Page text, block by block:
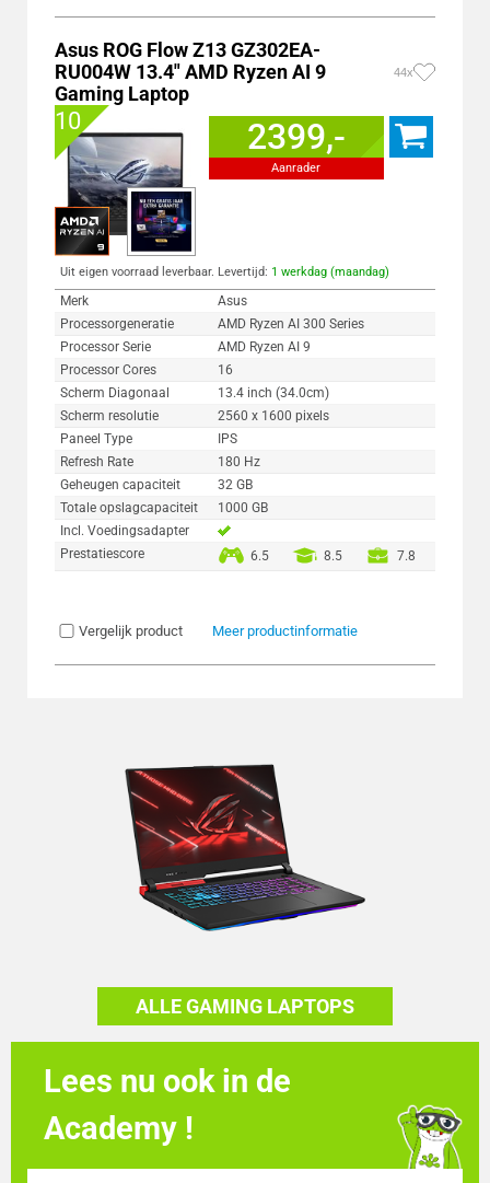
Asus ROG Flow Z13 GZ302EA-
RU004W 13.4" AMD Ryzen AI 9
Gaming Laptop
44x
10 2399,-
Aanrader
Uit eigen voorraad leverbaar. Levertijd: 1 werkdag (maandag)
Merk
Asus
Processorgeneratie
AMD Ryzen AI 300 Series
Processor Serie
AMD Ryzen AI 9
Processor Cores
16
Scherm Diagonaal
13.4 inch (34.0cm)
Scherm resolutie
2560 x 1600 pixels
Paneel Type
IPS
Refresh Rate
180 Hz
Geheugen capaciteit
32 GB
Totale opslagcapaciteit
1000 GB
Incl. Voedingsadapter
Prestatiescore
6.5 8.5 7.8
Vergelijk product Meer productinformatie
ALLE GAMING LAPTOPS
Lees nu ook in de
Academy !